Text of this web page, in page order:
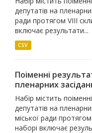
депутатів на
ради протягом VIII
включає результати...
CSV
Поіменні
пленарних
Набір містить
депутатів на
міської ради
наборі включає